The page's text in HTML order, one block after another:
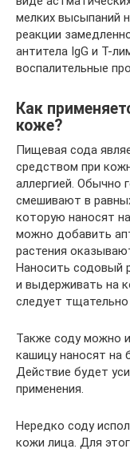
мелких высыпаний
реакции
антитела IgG и Т-
воспалительные
Как
коже?
Пищевая сода
средством при
аллергией. Обычно
смешивают в
которую наносят
можно добавить
растения
Наносить содовый
и выдерживать на
следует
Также соду можно
кашицу наносят на
Действие будет
применения.
Нередко соду
кожи лица. Для